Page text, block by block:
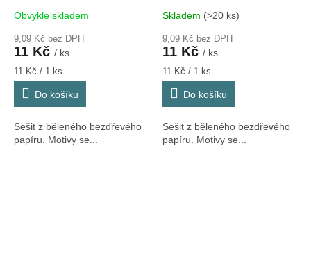
Obvykle skladem
9,09 Kč bez DPH
11 Kč / ks
Měrná
cena:
11 Kč / 1 ks
Do košíku
Sešit z běleného bezdřevého
papíru. Motivy se...
Skladem (>20 ks)
9,09 Kč bez DPH
11 Kč / ks
Měrná
cena:
11 Kč / 1 ks
Do košíku
Sešit z běleného bezdřevého
papíru. Motivy se...